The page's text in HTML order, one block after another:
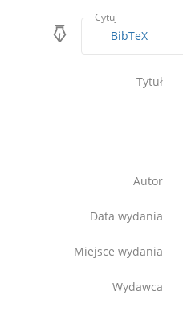
Cytuj
BibTeX
Tytuł
Autor
Data wydania
Miejsce wydania
Wydawca